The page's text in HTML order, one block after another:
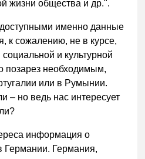
жизни общества и др.".
доступными именно данные
к сожалению, не в курсе,
и культурной
позарез необходимым,
или в Румынии.
– но ведь нас интересует
информация о
Германии. Германия,